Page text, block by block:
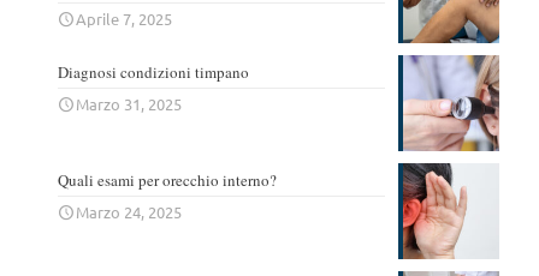
Aprile 7, 2025
Diagnosi condizioni timpano
Marzo 31, 2025
Quali esami per orecchio interno?
Marzo 24, 2025